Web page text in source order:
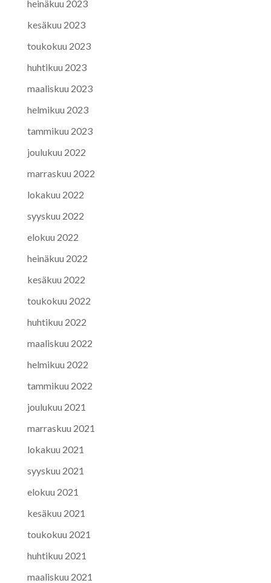
heinäkuu 2023
kesäkuu 2023
toukokuu 2023
huhtikuu 2023
maaliskuu 2023
helmikuu 2023
tammikuu 2023
joulukuu 2022
marraskuu 2022
lokakuu 2022
syyskuu 2022
elokuu 2022
heinäkuu 2022
kesäkuu 2022
toukokuu 2022
huhtikuu 2022
maaliskuu 2022
helmikuu 2022
tammikuu 2022
joulukuu 2021
marraskuu 2021
lokakuu 2021
syyskuu 2021
elokuu 2021
kesäkuu 2021
toukokuu 2021
huhtikuu 2021
maaliskuu 2021